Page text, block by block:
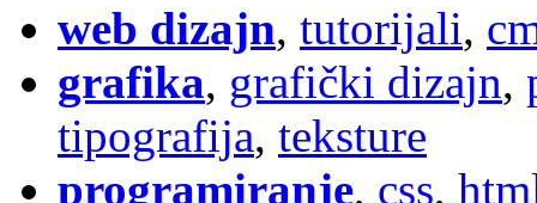
web dizajn, tutorijali,
grafika, grafički dizajn,
tipografija, teksture
programiranje, css,